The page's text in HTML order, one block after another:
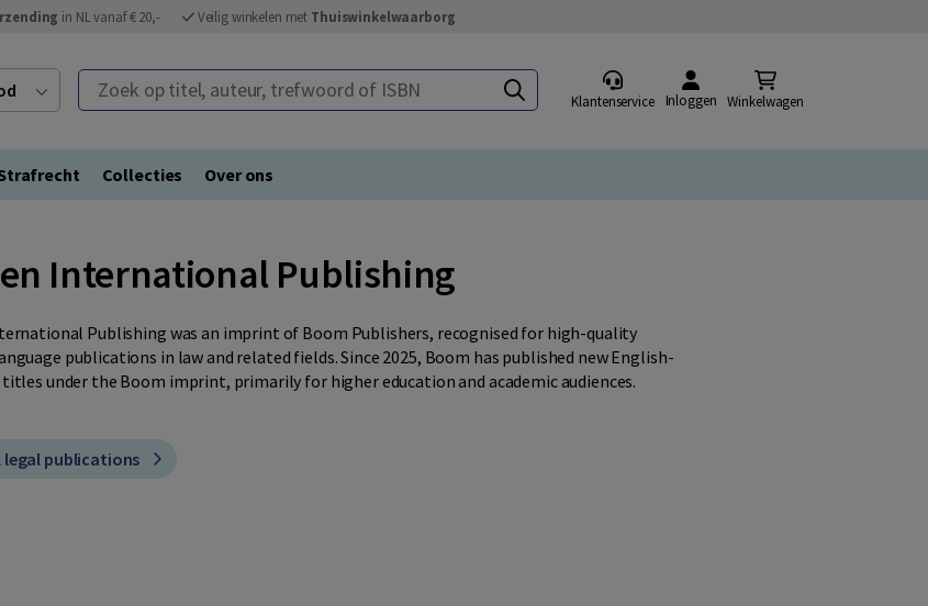
in NL vanaf € 20,- Veilig winkelen met Thuiswinkelwaarborg
Zoek op titel, auteur, trefwoord of ISBN
Klantenservice Inloggen Winkelwagen
Collecties Over ons
International Publishing
Publishing was an imprint of Boom Publishers, recognised for high-quality
publications in law and related fields. Since 2025, Boom has published new English-
under the Boom imprint, primarily for higher education and academic audiences.
legal publications